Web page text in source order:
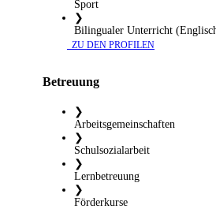
Sport
❯
Bilingualer Unterricht
​ ZU DEN PROFILEN
Betreuung
❯
Arbeitsgemeinschaften
❯
Schulsozialarbeit
❯
Lernbetreuung
❯
Förderkurse